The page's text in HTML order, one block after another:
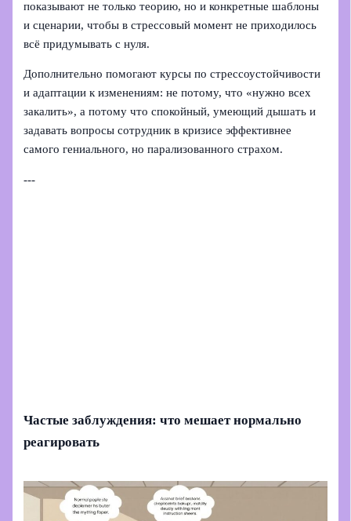
показывают не только теорию, но и конкретные шаблоны
и сценарии, чтобы в стрессовый момент не приходилось
всё придумывать с нуля.
Дополнительно помогают курсы по стрессоустойчивости
и адаптации к изменениям: не потому, что «нужно всех
закалить», а потому что спокойный, умеющий дышать и
задавать вопросы сотрудник в кризисе эффективнее
самого гениального, но парализованного страхом.
---
Частые заблуждения: что мешает нормально
реагировать